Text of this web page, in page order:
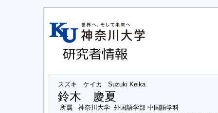
スズキ ケイカ Suzuki Keika
鈴木 慶夏
所属
神奈川大学 外国語学部 中国語学科